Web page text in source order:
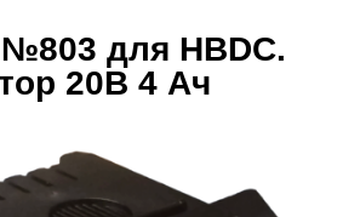
для HBDC.
20В 4 Ач